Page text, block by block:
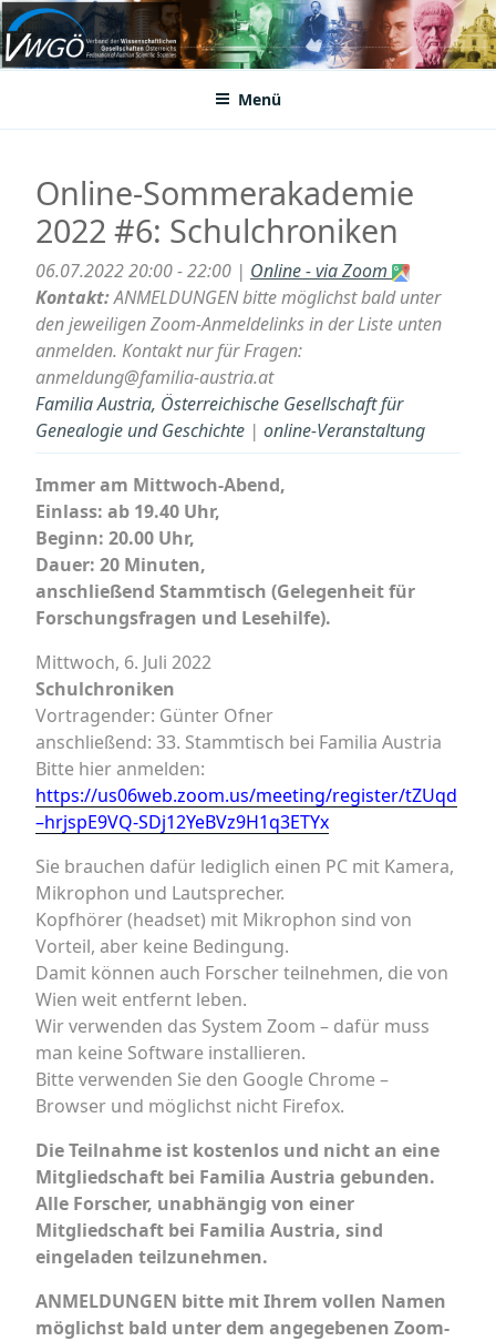
Zum
Inhalt
springenVWGÖ
Federation of Austrian Scientific Societies
Menü
Online-Sommerakademie
2022 #6: Schulchroniken
06.07.2022 20:00 - 22:00 | Online - via Zoom
Kontakt:ANMELDUNGEN bitte möglichst bald unter
den jeweiligen Zoom-Anmeldelinks in der Liste unten
anmelden. Kontakt nur für Fragen:
anmeldung@familia-austria.at
Familia Austria, Österreichische Gesellschaft für
Genealogie und Geschichte | online-Veranstaltung
Immer am Mittwoch-Abend,
Einlass: ab 19.40 Uhr,
Beginn: 20.00 Uhr,
Dauer: 20 Minuten,
anschließend Stammtisch (Gelegenheit für
Forschungsfragen und Lesehilfe).
Mittwoch, 6. Juli 2022
Schulchroniken
Vortragender: Günter Ofner
anschließend: 33. Stammtisch bei Familia Austria
Bitte hier anmelden:
https://us06web.zoom.us/meeting/register/tZUqd
–hrjspE9VQ-SDj12YeBVz9H1q3ETYx
Sie brauchen dafür lediglich einen PC mit Kamera,
Mikrophon und Lautsprecher.
Kopfhörer (headset) mit Mikrophon sind von
Vorteil, aber keine Bedingung.
Damit können auch Forscher teilnehmen, die von
Wien weit entfernt leben.
Wir verwenden das System Zoom – dafür muss
man keine Software installieren.
Bitte verwenden Sie den Google Chrome –
Browser und möglichst nicht Firefox.
Die Teilnahme ist kostenlos und nicht an eine
Mitgliedschaft bei Familia Austria gebunden.
Alle Forscher, unabhängig von einer
Mitgliedschaft bei Familia Austria, sind
eingeladen teilzunehmen.
ANMELDUNGEN bitte mit Ihrem vollen Namen
möglichst bald unter dem angegebenen Zoom-